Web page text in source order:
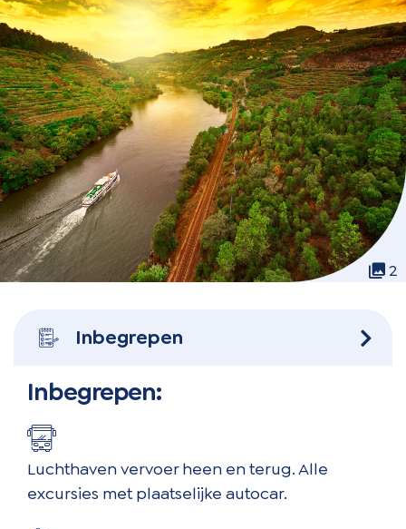
2
Inbegrepen
Inbegrepen:
Luchthaven vervoer heen en terug. Alle
excursies met plaatselijke autocar.